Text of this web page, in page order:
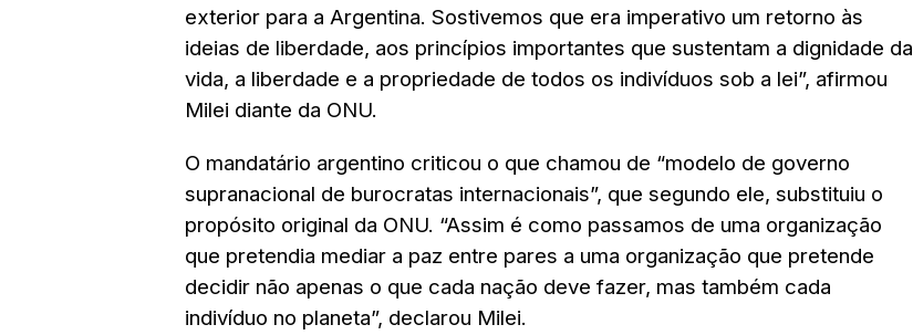
exterior para a Argentina. Sostivemos que era imperativo um retorno às
ideias de liberdade, aos princípios importantes que sustentam a dignidade da
vida, a liberdade e a propriedade de todos os indivíduos sob a lei”, afirmou
Milei diante da ONU.
O mandatário argentino criticou o que chamou de “modelo de governo
supranacional de burocratas internacionais”, que segundo ele, substituiu o
propósito original da ONU. “Assim é como passamos de uma organização
que pretendia mediar a paz entre pares a uma organização que pretende
decidir não apenas o que cada nação deve fazer, mas também cada
indivíduo no planeta”, declarou Milei.